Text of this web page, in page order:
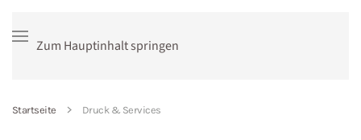
Zum Hauptinhalt springen
Startseite Druck & Services